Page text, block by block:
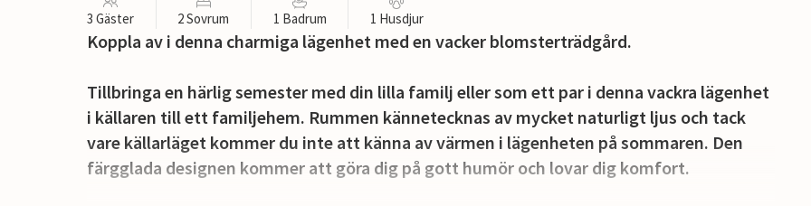
3 Gäster 2 Sovrum 1 Badrum 1 Husdjur
Koppla av i denna charmiga lägenhet med en vacker blomsterträdgård.
Tillbringa en härlig semester med din lilla familj eller som ett par i denna vackra lägenhet
i källaren till ett familjehem. Rummen kännetecknas av mycket naturligt ljus och tack
vare källarläget kommer du inte att känna av värmen i lägenheten på sommaren. Den
färgglada designen kommer att göra dig på gott humör och lovar dig komfort.